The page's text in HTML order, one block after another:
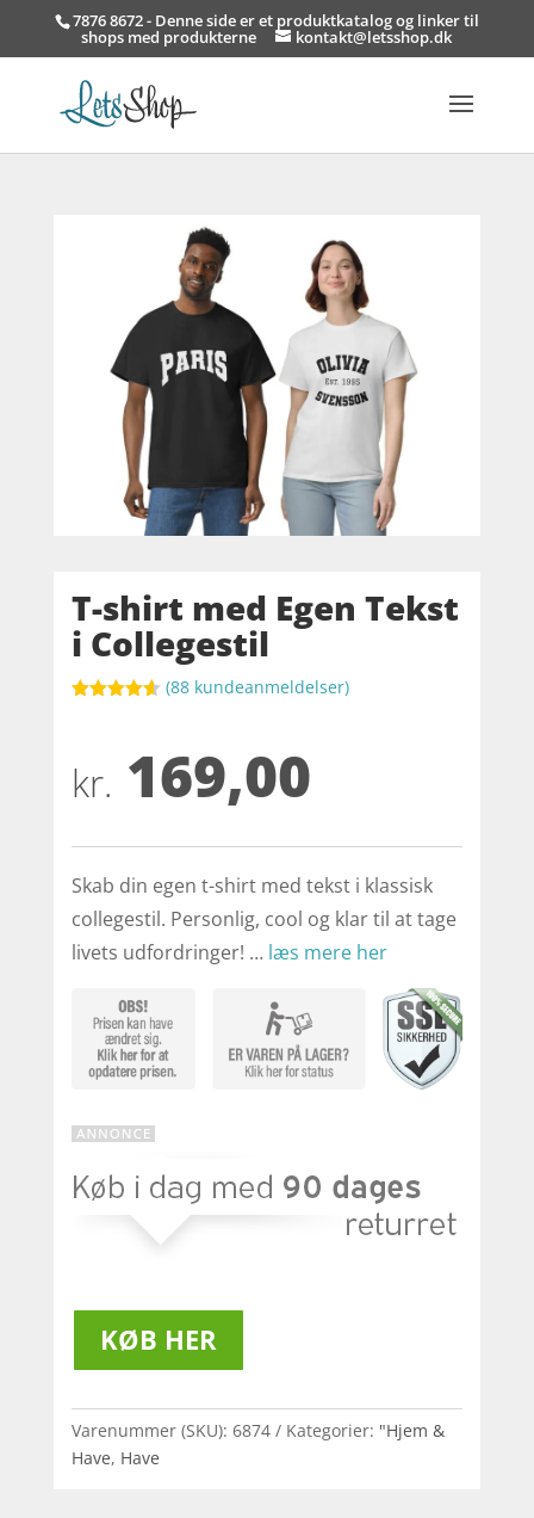
7876 8672 - Denne side er et produktkatalog og linker til
shops med produkterne kontakt@letsshop.dk
T-shirt med Egen Tekst
i Collegestil
baseret på
kundebedø
mmelser
(88 kundeanmeldelser)
kr. 169,00
Skab din egen t-shirt med tekst i klassisk
collegestil. Personlig, cool og klar til at tage
livets udfordringer! … læs mere her
KØB HER
Varenummer (SKU): 6874 Kategorier: "Hjem &
Have, Have